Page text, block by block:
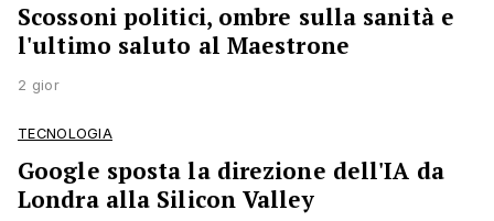
Scossoni politici, ombre sulla sanità e
l'ultimo saluto al Maestrone
2 gior
TECNOLOGIA
Google sposta la direzione dell'IA da
Londra alla Silicon Valley